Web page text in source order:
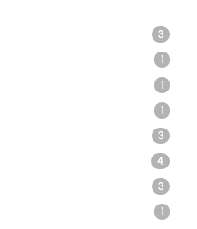
3
1
1
1
3
4
3
1